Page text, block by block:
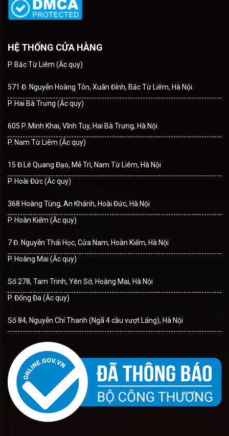
HỆ THỐNG CỬA HÀNG
P. Bắc Từ Liêm (Ắc quy)
571 Đ. Nguyễn Hoàng Tôn, Xuân Đỉnh, Bắc Từ Liêm, Hà Nội.
P. Hai Bà Trưng (Ắc quy)
605 P. Minh Khai, Vĩnh Tuy, Hai Bà Trưng, Hà Nội
P. Nam Từ Liêm (Ắc quy)
15 Đ.Lê Quang Đạo, Mễ Trì, Nam Từ Liêm, Hà Nội
P. Hoài Đức (Ắc quy)
368 Hoàng Tùng, An Khánh, Hoài Đức, Hà Nội
P. Hoàn Kiếm (Ắc quy)
7 Đ. Nguyễn Thái Học, Cửa Nam, Hoàn Kiếm, Hà Nội
P. Hoàng Mai (Ắc quy)
Số 278, Tam Trinh, Yên Sở, Hoàng Mai, Hà Nội
P. Đống Đa (Ắc quy)
Số 84, Nguyễn Chí Thanh (Ngã 4 cầu vượt Láng), Hà Nội